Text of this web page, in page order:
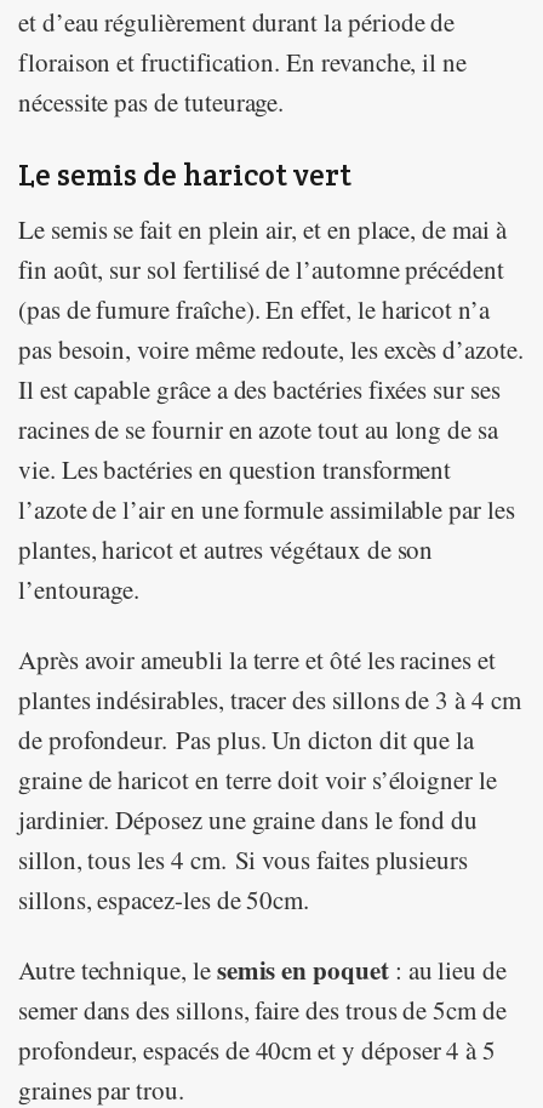
et d’eau régulièrement durant la période de
floraison et fructification. En revanche, il ne
nécessite pas de tuteurage.
Le semis de haricot vert
Le semis se fait en plein air, et en place, de mai à
fin août, sur sol fertilisé de l’automne précédent
(pas de fumure fraîche). En effet, le haricot n’a
pas besoin, voire même redoute, les excès d’azote.
Il est capable grâce a des bactéries fixées sur ses
racines de se fournir en azote tout au long de sa
vie. Les bactéries en question transforment
l’azote de l’air en une formule assimilable par les
plantes, haricot et autres végétaux de son
l’entourage.
Après avoir ameubli la terre et ôté les racines et
plantes indésirables, tracer des sillons de 3 à 4 cm
de profondeur. Pas plus. Un dicton dit que la
graine de haricot en terre doit voir s’éloigner le
jardinier. Déposez une graine dans le fond du
sillon, tous les 4 cm. Si vous faites plusieurs
sillons, espacez-les de 50cm.
Autre technique, lesemis en poquet: au lieu de
semer dans des sillons, faire des trous de 5cm de
profondeur, espacés de 40cm et y déposer 4 à 5
graines par trou.